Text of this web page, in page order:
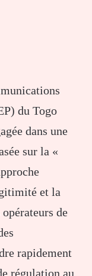
du Togo
dans une
sur la «
et la
de
rapidement
régulation au